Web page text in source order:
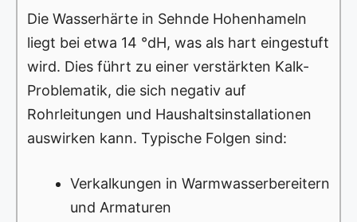
Die Wasserhärte in Sehnde Hohenhameln
liegt bei etwa 14 °dH, was als hart eingestuft
wird. Dies führt zu einer verstärkten Kalk-
Problematik, die sich negativ auf
Rohrleitungen und Haushaltsinstallationen
auswirken kann. Typische Folgen sind:
Verkalkungen in Warmwasserbereitern
und Armaturen